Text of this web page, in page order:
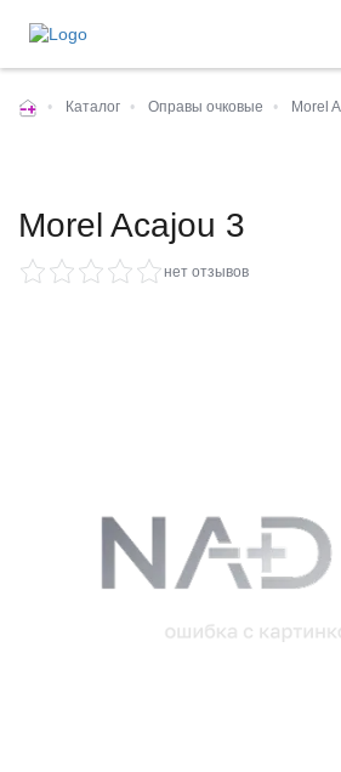
• Каталог • Оправы очковые • Morel
Morel Acajou 3
нет отзывов